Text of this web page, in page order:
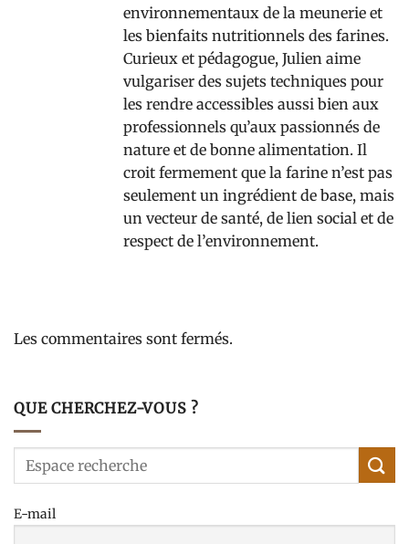
environnementaux de la meunerie et
les bienfaits nutritionnels des farines.
Curieux et pédagogue, Julien aime
vulgariser des sujets techniques pour
les rendre accessibles aussi bien aux
professionnels qu’aux passionnés de
nature et de bonne alimentation. Il
croit fermement que la farine n’est pas
seulement un ingrédient de base, mais
un vecteur de santé, de lien social et de
respect de l’environnement.
Les commentaires sont fermés.
QUE CHERCHEZ-VOUS ?
E-mail